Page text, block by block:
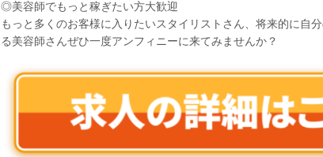
◎美容師でもっと稼ぎたい方大歓迎
もっと多くのお客様に入りたいスタイリストさん、将来的に自
る美容師さんぜひ一度アンフィニーに来てみませんか？